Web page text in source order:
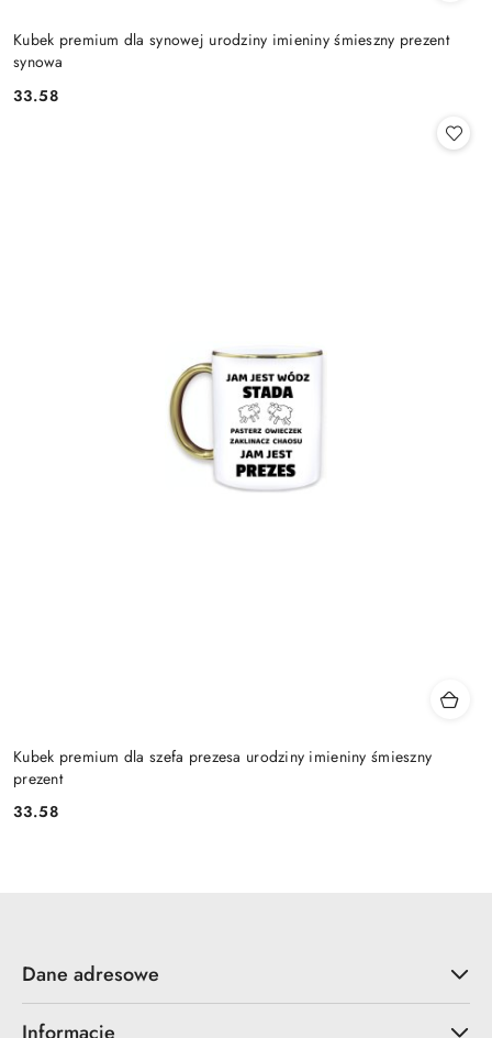
Kubek premium dla synowej urodziny imieniny śmieszny prezent
synowa
Cena:
33.58
Kubek premium dla szefa prezesa urodziny imieniny śmieszny
prezent
Cena:
33.58
Dane adresowe